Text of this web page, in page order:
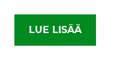
LUE LISÄÄ